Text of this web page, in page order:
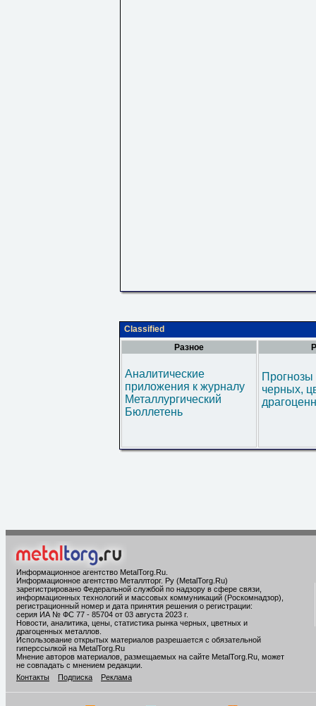
Classified
Разное
Аналитические
приложения к журналу
Металлургический
Бюллетень
черных,
Информационное агентство MetalTorg.Ru
Информационное агентство Металлторг. Ру (MetalTorg.Ru)
зарегистрировано Федеральной службой по надзору в сфере связи,
информационных технологий и массовых коммуникаций (Роскомнадзор),
регистрационный номер и дата принятия решения о регистрации:
серия ИА № ФС 77 - 85704 от 03 августа 2023 г.
Новости, аналитика, цены, статистика рынка черных, цветных и
драгоценных металлов.
Использование открытых материалов разрешается с обязательной
гиперссылкой на MetalTorg.Ru
Мнение авторов материалов, размещаемых на сайте MetalTorg.Ru, может
не совпадать с мнением редакции.
Контакты
Подписка Реклама